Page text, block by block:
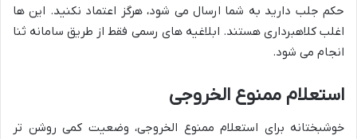
حکم جلب دارید به شما ارسال می شود، هرگز اعتماد نکنید. این ها
اغلب کلاهبرداری هستند. ابلاغیه های رسمی فقط از طریق سامانه ثنا
انجام می شود.
استعلام ممنوع الخروجی
خوشبختانه برای استعلام ممنوع الخروجی، وضعیت کمی روشن تر